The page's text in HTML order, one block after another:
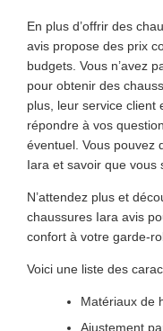
En plus d’offrir des
avis propose des prix
budgets. Vous n’avez
pour obtenir des
plus, leur service client
répondre à vos
éventuel. Vous pouvez
Iara et savoir que vous
N’attendez plus et
chaussures Iara avis
confort à votre garde-
Voici une liste des
Matériaux de
Ajustement